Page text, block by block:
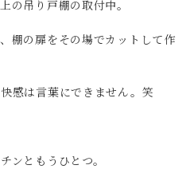
の吊り戸棚の取付中。
棚の扉をその場でカットして作
感は言葉にできません。笑
ンともうひとつ。